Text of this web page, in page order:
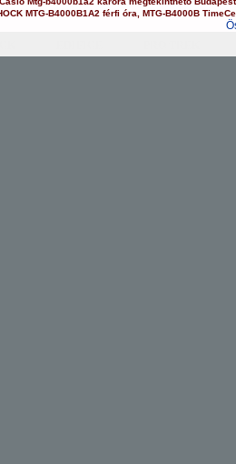
MTG-B4000B1A2 férfi óra ,MTG-B4000B